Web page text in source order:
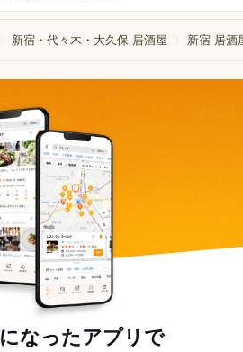
新宿・代々木・大久保 居酒屋 新宿 居酒
なったアプリで